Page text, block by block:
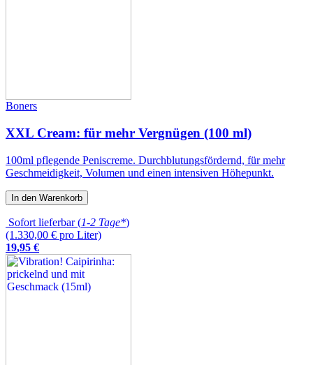
Boners
XXL Cream: für mehr Vergnügen (100 ml)
100ml pflegende Peniscreme. Durchblutungsfördernd, für mehr
Geschmeidigkeit, Volumen und einen intensiven Höhepunkt.
In den Warenkorb
Sofort lieferbar (1-2 Tage*)
(1.330,00 € pro Liter)
19,95 €